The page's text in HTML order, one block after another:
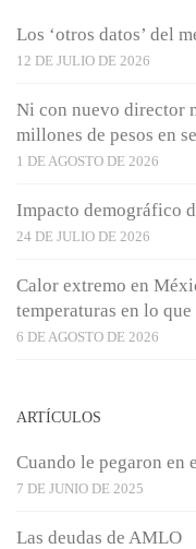
Los ‘otros datos’ del
12 DE JULIO DE 2026
Ni con nuevo director
millones de pesos en
1 DE AGOSTO DE 2026
Impacto demográfico
24 DE JULIO DE 2026
Calor extremo en
temperaturas en lo
6 DE AGOSTO DE 2026
ARTÍCULOS
Cuando le pegaron en
7 DE JUNIO DE 2025
Las deudas de AMLO